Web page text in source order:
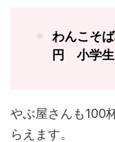
わんこそ
円 小学
やぶ屋さんも100
らえます。